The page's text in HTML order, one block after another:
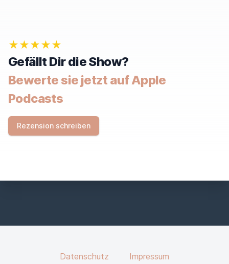
★★★★★
Gefällt Dir die Show?
Bewerte sie jetzt auf Apple
Podcasts
Rezension schreiben
Datenschutz Impressum